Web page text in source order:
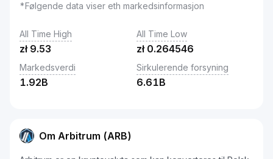
*Følgende data viser eth markedsinformasjon
All Time High
zł 9.53
All Time Low
zł 0.264546
Markedsverdi
1.92B
Sirkulerende forsyning
6.61B
Om Arbitrum (ARB)